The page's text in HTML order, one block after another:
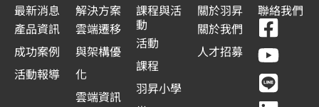
最新消息
產品資訊
成功案例
活動報導
解決方案
雲端遷移
與架構優
化
雲端資訊
課程與活
動
活動
課程
羽昇小學
關於羽昇
關於我們
人才招募
聯絡我們
F
a
c
e
Y
o
u
t
L
i
n
e
L
i
n
k